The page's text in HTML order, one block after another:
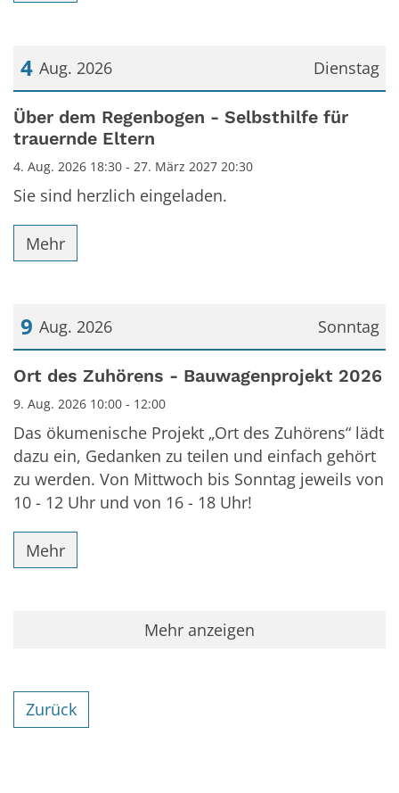
Dienstag
4 Aug. 2026
Datum: 4. August 2026
Über dem Regenbogen - Selbsthilfe für
trauernde Eltern
4. Aug. 2026 18:30 - 27. März 2027 20:30
Sie sind herzlich eingeladen.
Mehr
Sonntag
9 Aug. 2026
Datum: 9. August 2026
Ort des Zuhörens - Bauwagenprojekt 2026
9. Aug. 2026 10:00 - 12:00
Das ökumenische Projekt „Ort des Zuhörens“ lädt
dazu ein, Gedanken zu teilen und einfach gehört
zu werden. Von Mittwoch bis Sonntag jeweils von
10 - 12 Uhr und von 16 - 18 Uhr!
Mehr
Mehr anzeigen
Zurück